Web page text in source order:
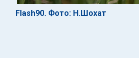
Flash90. Фото: Н.Шохат